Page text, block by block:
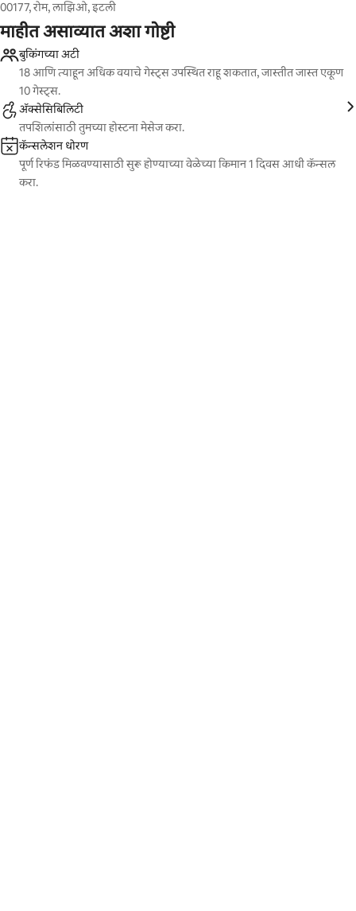
00177, रोम, लाझिओ, इटली
माहीत असाव्यात अशा गोष्टी
बुकिंगच्या अटी
18 आणि त्याहून अधिक वयाचे गेस्ट्स उपस्थित राहू शकतात, जास्तीत जास्त एकूण
10 गेस्ट्स.
ॲक्सेसिबिलिटी
तपशिलांसाठी तुमच्या होस्टना मेसेज करा.
कॅन्सलेशन धोरण
पूर्ण रिफंड मिळवण्यासाठी सुरू होण्याच्या वेळेच्या किमान 1 दिवस आधी कॅन्सल
करा.